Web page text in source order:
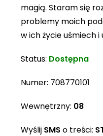
magią. Staram się
problemy moich
w ich życie uśmiech
Status: Dostępna
Numer: 708770101
Wewnętrzny: 08
Wyślij SMS o treści: